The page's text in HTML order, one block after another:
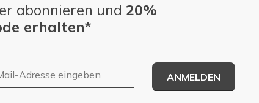
abonnieren und 20%
erhalten*
Adresse
ANMELDEN